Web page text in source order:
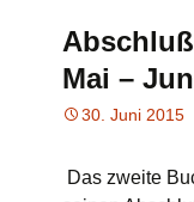
Mai –
30. Juni 2015
Das zweite